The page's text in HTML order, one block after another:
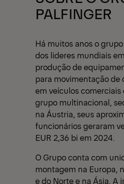
PALFINGER
Há muitos anos o
dos lideres mundiais
produção de
para movimentação de
em veículos comerciais
grupo multinacional,
na Áustria, seus
funcionários geraram
EUR 2,36 bi em 2024.
O Grupo conta com
montagem na Europa,
e do Norte e na Ásia. A